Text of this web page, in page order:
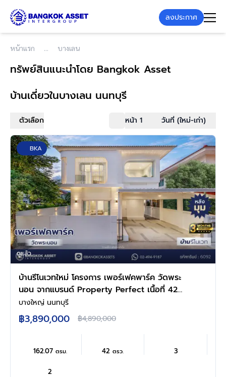
ลงประกาศ
หน้าแรก บางเลน
ทรัพย์สินแนะนำโดย Bangkok Asset
บ้านเดี่ยวในบางเลน นนทบุรี
ตัวเลือก หน้า 1 วันที่ (ใหม่-เก่า)
BKA
ดูแล้ว
บ้านรีโนเวทใหม่ โครงการ เพอร์เฟคพาร์ค วัดพระ
นอน จากแบรนด์ Property Perfect เนื้อที่ 42
ตร.ว. พื้นที่ใช้สอย 162.07 ตร.ม. ฟังก์ชัน 3 ห้อง
นอน 2 ห้องน้ำ 2 ที่จอดรถ พร้อม Facilities ครบ
ครัน บนทำเลเชื่อมต่อถนนกาญจนาฯ ใกล้ทางด่วน
"ศรีรัช" เซ็นทรัลเวสต์เกต และรถไฟฟ้าสายสีม่วง
"สถานีตลาดบางใหญ่"
บางใหญ่ นนทบุรี
฿3,890,000 ฿4,890,000
162.07 ตรม. 42ตรว. 3
2